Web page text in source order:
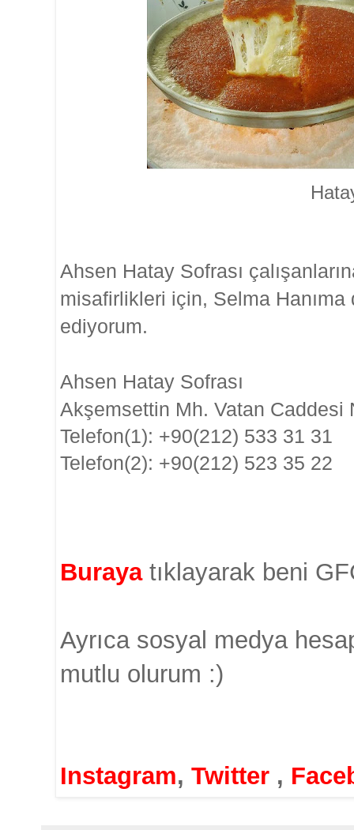
Ahsen Hatay Sofrası
misafirlikleri için, Selma
ediyorum.
Ahsen Hatay Sofrası
Akşemsettin Mh. Vatan Caddesi
Telefon(1): +90(212) 533 31 31
Telefon(2): +90(212) 523 35 22
Burayatıklayarak beni
Ayrıca sosyal medya
mutlu olurum :)
Instagram, Twitter ,